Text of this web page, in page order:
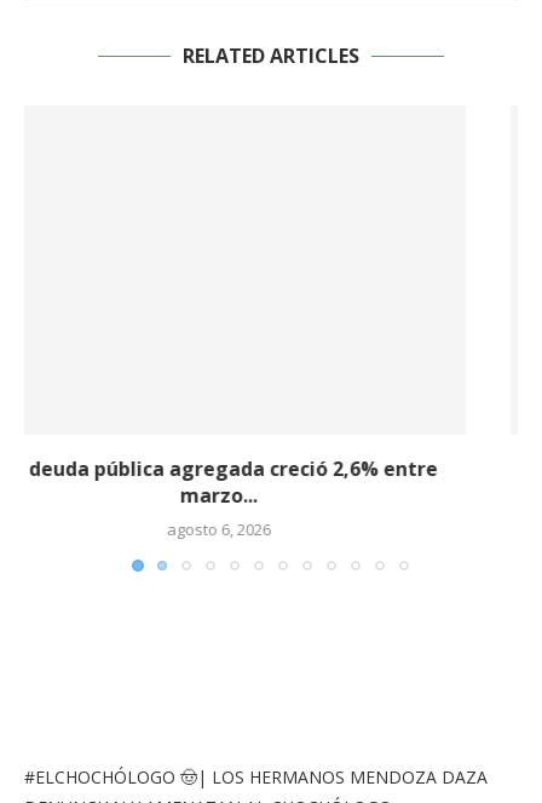
RELATED ARTICLES
Celec adjudica contrato eléctrico por USD 58,5
millones...
agosto 5, 2026
#ELCHOCHÓLOGO 🤠| LOS HERMANOS MENDOZA DAZA